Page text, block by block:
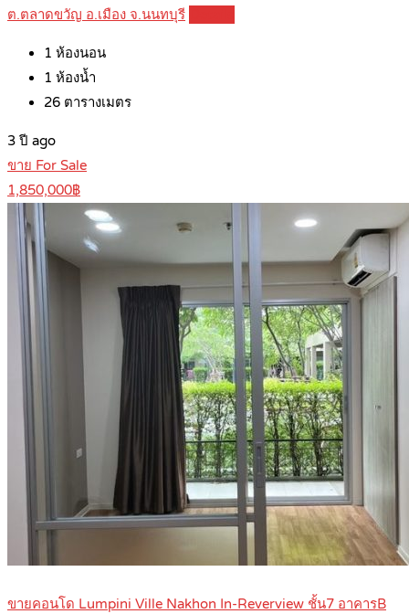
ต.ตลาดขวัญ อ.เมือง จ.นนทบุรี
1 ห้องนอน
1 ห้องน้ำ
26 ตารางเมตร
3 ปี ago
ขาย For Sale
1,850,000฿
ขายคอนโด Lumpini Ville Nakhon In-Reverview ชั้น7 อาคารB